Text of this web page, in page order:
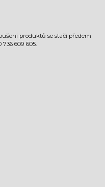
produktů se stačí předem
609 605.